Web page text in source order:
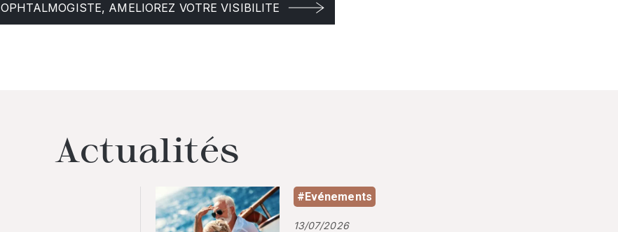
OPHTALMOGISTE, AMELIOREZ VOTRE VISIBILITE
Actualités
#Evénements
13/07/2026